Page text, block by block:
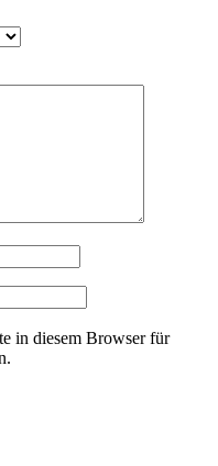
in diesem Browser für